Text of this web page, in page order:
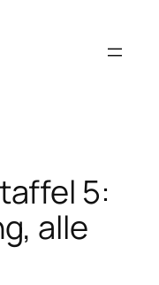
5:
alle